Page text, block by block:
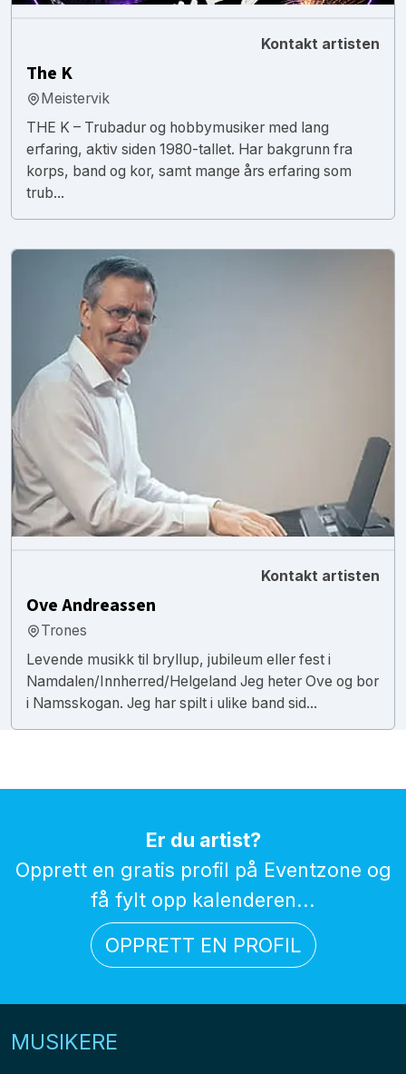
Kontakt artisten
The K
Meistervik
THE K – Trubadur og hobbymusiker med lang
erfaring, aktiv siden 1980-tallet. Har bakgrunn fra
korps, band og kor, samt mange års erfaring som
trub...
Kontakt artisten
Ove Andreassen
Trones
Levende musikk til bryllup, jubileum eller fest i
Namdalen/Innherred/Helgeland Jeg heter Ove og bor
i Namsskogan. Jeg har spilt i ulike band sid...
Er du artist?
Opprett en gratis profil på Eventzone og
få fylt opp kalenderen...
OPPRETT EN PROFIL
MUSIKERE